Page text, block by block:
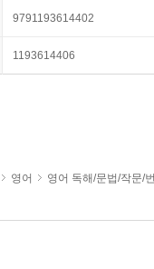
9791193614402
1193614406
영어 영어 독해/문법/작문/